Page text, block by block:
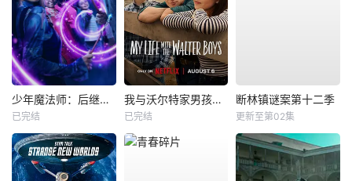
少年魔法师：后继者第三季
已完结
我与沃尔特家男孩的生活第三季
已完结
断林镇谜案第十二季
更新至第02集